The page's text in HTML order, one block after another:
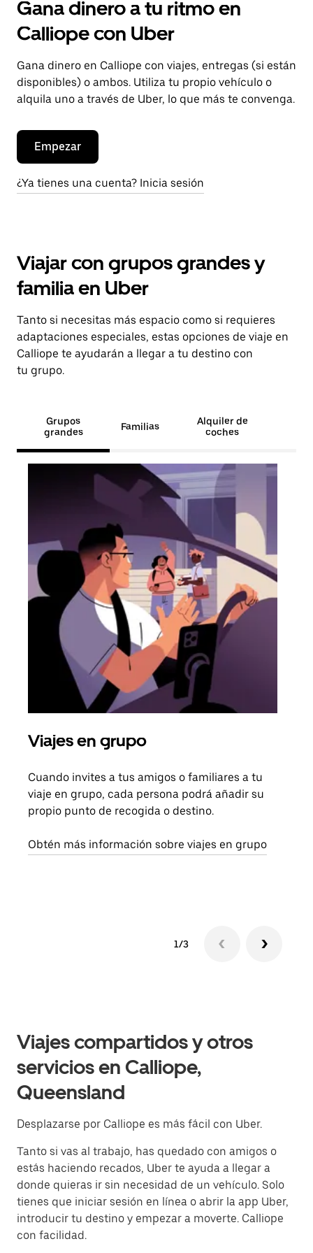
Gana dinero a tu ritmo en
Calliope con Uber
Gana dinero en Calliope con viajes, entregas (si están
disponibles) o ambos. Utiliza tu propio vehículo o
alquila uno a través de Uber, lo que más te convenga.
Empezar
¿Ya tienes una cuenta? Inicia sesión
Viajar con grupos grandes y
familia en Uber
Tanto si necesitas más espacio como si requieres
adaptaciones especiales, estas opciones de viaje en
Calliope te ayudarán a llegar a tu destino con
tu grupo.
Grupos
grandes
Familias
Alquiler de
coches
Viajes en grupo
Cuando invites a tus amigos o familiares a tu
viaje en grupo, cada persona podrá añadir su
propio punto de recogida o destino.
Obtén más información sobre viajes en grupo
1/3
Viajes compartidos y otros
servicios en Calliope,
Queensland
Desplazarse por Calliope es más fácil con Uber.
Tanto si vas al trabajo, has quedado con amigos o
estás haciendo recados, Uber te ayuda a llegar a
donde quieras ir sin necesidad de un vehículo. Solo
tienes que iniciar sesión en línea o abrir la app Uber,
introducir tu destino y empezar a moverte. Calliope
con facilidad.